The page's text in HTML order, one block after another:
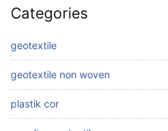
Categories
geotextile
geotextile non woven
plastik cor